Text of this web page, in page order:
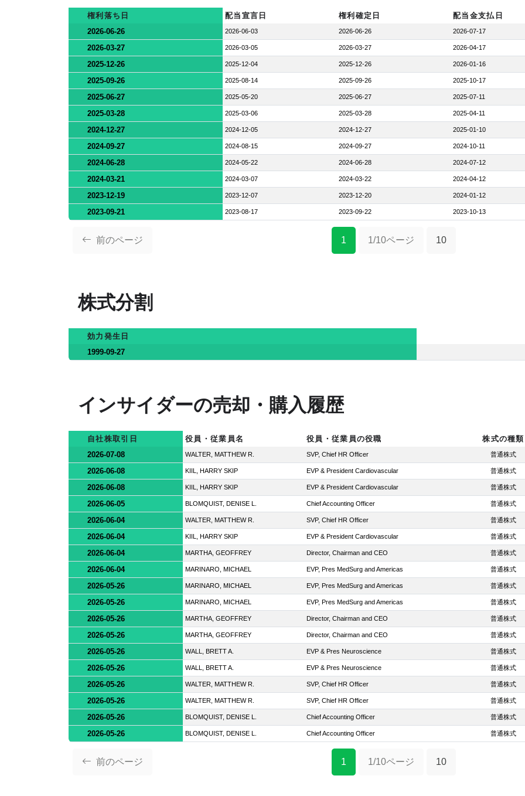
権利落ち日 配当宣言日 権利確定日 配当金支払日
2026-06-26
2026-06-03 2026-06-26 2026-07-17
2026-03-27 2026-03-05 2026-03-27 2026-04-17
2025-12-26 2025-12-04 2025-12-26 2026-01-16
2025-09-26 2025-08-14 2025-09-26 2025-10-17
2025-06-27 2025-05-20 2025-06-27 2025-07-11
2025-03-28 2025-03-06 2025-03-28 2025-04-11
2024-12-27 2024-12-05 2024-12-27 2025-01-10
2024-09-27 2024-08-15 2024-09-27 2024-10-11
2024-06-28 2024-05-22 2024-06-28 2024-07-12
2024-03-21 2024-03-07 2024-03-22 2024-04-12
2023-12-19 2023-12-07 2023-12-20 2024-01-12
2023-09-21 2023-08-17 2023-09-22 2023-10-13
前のページ 1 1/10ページ 10
株式分割
効力発生日
1999-09-27
インサイダーの売却・購入履歴
自社株取引日 役員・従業員名 役員・従業員の役職 株式の種類
2026-07-08
WALTER, MATTHEW R. SVP, Chief HR Officer 普通株式
2026-06-08 KIIL, HARRY SKIP EVP & President Cardiovascular 普通株式
2026-06-08 KIIL, HARRY SKIP EVP & President Cardiovascular 普通株式
2026-06-05 BLOMQUIST, DENISE L. Chief Accounting Officer 普通株式
2026-06-04 WALTER, MATTHEW R. SVP, Chief HR Officer 普通株式
2026-06-04 KIIL, HARRY SKIP EVP & President Cardiovascular 普通株式
2026-06-04 MARTHA, GEOFFREY Director, Chairman and CEO 普通株式
2026-06-04 MARINARO, MICHAEL EVP, Pres MedSurg and Americas 普通株式
2026-05-26 MARINARO, MICHAEL EVP, Pres MedSurg and Americas 普通株式
2026-05-26 MARINARO, MICHAEL EVP, Pres MedSurg and Americas 普通株式
2026-05-26 MARTHA, GEOFFREY Director, Chairman and CEO 普通株式
2026-05-26 MARTHA, GEOFFREY Director, Chairman and CEO 普通株式
2026-05-26 WALL, BRETT A. EVP & Pres Neuroscience 普通株式
2026-05-26 WALL, BRETT A. EVP & Pres Neuroscience 普通株式
2026-05-26 WALTER, MATTHEW R. SVP, Chief HR Officer 普通株式
2026-05-26 WALTER, MATTHEW R. SVP, Chief HR Officer 普通株式
2026-05-26 BLOMQUIST, DENISE L. Chief Accounting Officer 普通株式
2026-05-26 BLOMQUIST, DENISE L. Chief Accounting Officer 普通株式
前のページ 1 1/10ページ 10